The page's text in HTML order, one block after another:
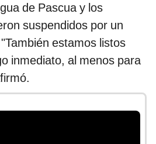
de Pascua y los
suspendidos por un
estamos listos
inmediato, al menos para